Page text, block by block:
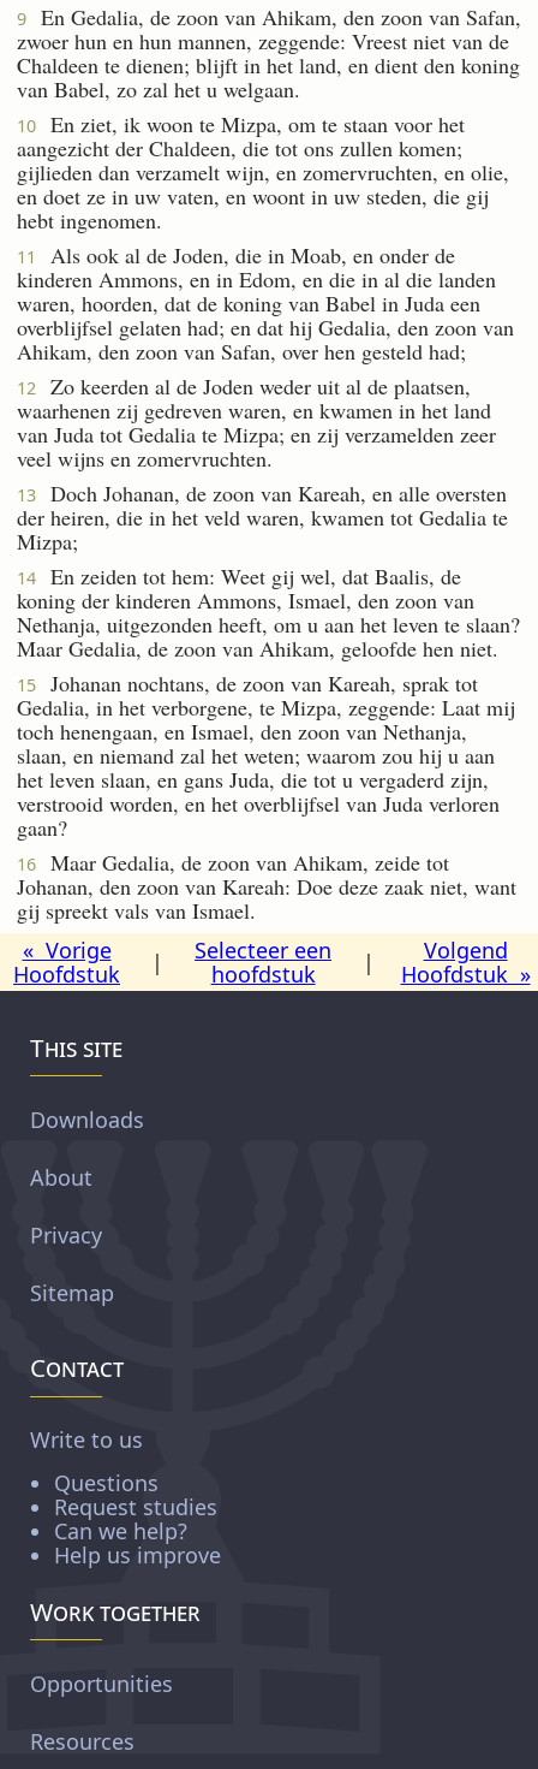
9
En Gedalia, de zoon van Ahikam, den zoon van Safan,
zwoer hun en hun mannen, zeggende: Vreest niet van de
Chaldeen te dienen; blijft in het land, en dient den koning
van Babel, zo zal het u welgaan.
10
En ziet, ik woon te Mizpa, om te staan voor het
aangezicht der Chaldeen, die tot ons zullen komen;
gijlieden dan verzamelt wijn, en zomervruchten, en olie,
en doet ze in uw vaten, en woont in uw steden, die gij
hebt ingenomen.
11
Als ook al de Joden, die in Moab, en onder de
kinderen Ammons, en in Edom, en die in al die landen
waren, hoorden, dat de koning van Babel in Juda een
overblijfsel gelaten had; en dat hij Gedalia, den zoon van
Ahikam, den zoon van Safan, over hen gesteld had;
12
Zo keerden al de Joden weder uit al de plaatsen,
waarhenen zij gedreven waren, en kwamen in het land
van Juda tot Gedalia te Mizpa; en zij verzamelden zeer
veel wijns en zomervruchten.
13
Doch Johanan, de zoon van Kareah, en alle oversten
der heiren, die in het veld waren, kwamen tot Gedalia te
Mizpa;
14
En zeiden tot hem: Weet gij wel, dat Baalis, de
koning der kinderen Ammons, Ismael, den zoon van
Nethanja, uitgezonden heeft, om u aan het leven te slaan?
Maar Gedalia, de zoon van Ahikam, geloofde hen niet.
15
Johanan nochtans, de zoon van Kareah, sprak tot
Gedalia, in het verborgene, te Mizpa, zeggende: Laat mij
toch henengaan, en Ismael, den zoon van Nethanja,
slaan, en niemand zal het weten; waarom zou hij u aan
het leven slaan, en gans Juda, die tot u vergaderd zijn,
verstrooid worden, en het overblijfsel van Juda verloren
gaan?
16
Maar Gedalia, de zoon van Ahikam, zeide tot
Johanan, den zoon van Kareah: Doe deze zaak niet, want
gij spreekt vals van Ismael.
« Vorige
Hoofdstuk
|
Selecteer een
hoofdstuk
|
Volgend
Hoofdstuk »
This site
Downloads
About
Privacy
Sitemap
Contact
Write to us
Questions
Request studies
Can we help?
Help us improve
Work together
Opportunities
Resources